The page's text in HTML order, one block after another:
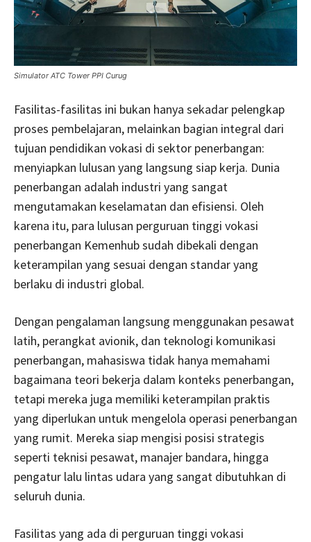
Simulator ATC Tower PPI Curug
Fasilitas-fasilitas ini bukan hanya sekadar pelengkap
proses pembelajaran, melainkan bagian integral dari
tujuan pendidikan vokasi di sektor penerbangan:
menyiapkan lulusan yang langsung siap kerja. Dunia
penerbangan adalah industri yang sangat
mengutamakan keselamatan dan efisiensi. Oleh
karena itu, para lulusan perguruan tinggi vokasi
penerbangan Kemenhub sudah dibekali dengan
keterampilan yang sesuai dengan standar yang
berlaku di industri global.
Dengan pengalaman langsung menggunakan pesawat
latih, perangkat avionik, dan teknologi komunikasi
penerbangan, mahasiswa tidak hanya memahami
bagaimana teori bekerja dalam konteks penerbangan,
tetapi mereka juga memiliki keterampilan praktis
yang diperlukan untuk mengelola operasi penerbangan
yang rumit. Mereka siap mengisi posisi strategis
seperti teknisi pesawat, manajer bandara, hingga
pengatur lalu lintas udara yang sangat dibutuhkan di
seluruh dunia.
Fasilitas yang ada di perguruan tinggi vokasi